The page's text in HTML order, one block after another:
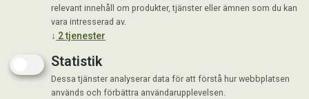
relevant innehåll om produkter, tjänster eller ämnen som du kan
vara intresserad av.
↓ 2tjenester
Statistik
Dessa tjänster analyserar data för att förstå hur webbplatsen
används och förbättra användarupplevelsen.